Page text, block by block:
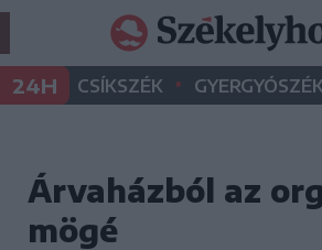
24H CSÍKSZÉK •
Árvaházból az
mögé